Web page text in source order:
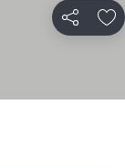
Partilhar